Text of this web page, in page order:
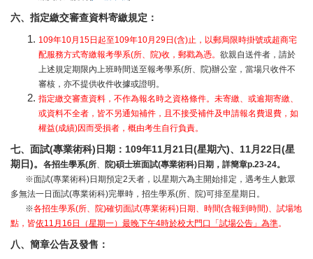
六、指定繳交審查資料寄繳規定：
109年10月15日起至109年10月29日(含)止，以郵局限時掛號或超商宅
配服務方式寄繳報考學系(所、院)收，郵戳為憑。 欲親自送件者，請於
上述規定期限內上班時間送至報考學系(所、院)辦公室，當場只收件不
審核，亦不提供收件收據或證明。
指定繳交審查資料，不作為報名時之資格條件。未寄繳、或逾期寄繳、
或資料不全者，皆不另通知補件，且不接受補件及申請報名費退費，如
權益(成績)因而受損者，概由考生自行負責。
七、 面試(專業術科)日期：109年11月21日(星期六)、11月22日(星
期日)。 各招生學系(所、
院)碩士班面試(專業術科)日期，詳簡章p.23-24。
※面試(專業術科)日期預定2天者，以星期六為主開始排定，遇考生人數眾
多無法一日面試(專業術科)完畢時，招生學系(所、院)可排至星期日。
※各招生學系(所、院)確切面試(專業術科)日期、時間(含報到時間)、試場地
點，皆依11月16日（星期一）最晚下午4時於校大門口「試場公告」為準。
八、 簡章公告及發售：